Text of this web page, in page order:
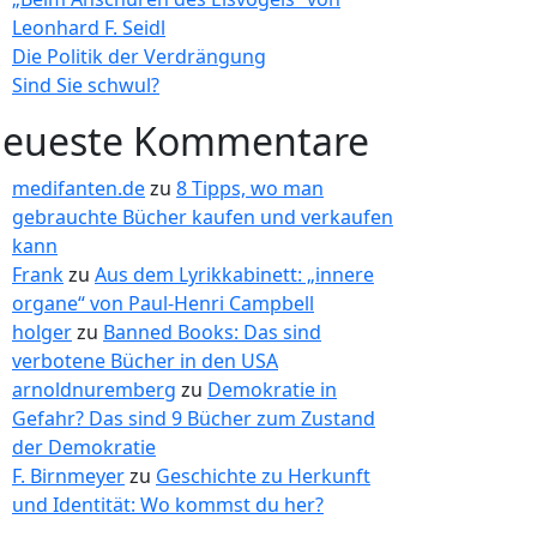
Leonhard F. Seidl
Die Politik der Verdrängung
Sind Sie schwul?
Kommentare
medifanten.dezu 8 Tipps, wo man
gebrauchte Bücher kaufen und verkaufen
kann
Frankzu Aus dem Lyrikkabinett: „innere
organe“ von Paul-Henri Campbell
holgerzu Banned Books: Das sind
verbotene Bücher in den USA
arnoldnuremberg zu Demokratie in
Gefahr? Das sind 9 Bücher zum Zustand
der Demokratie
F. Birnmeyerzu Geschichte zu Herkunft
und Identität: Wo kommst du her?